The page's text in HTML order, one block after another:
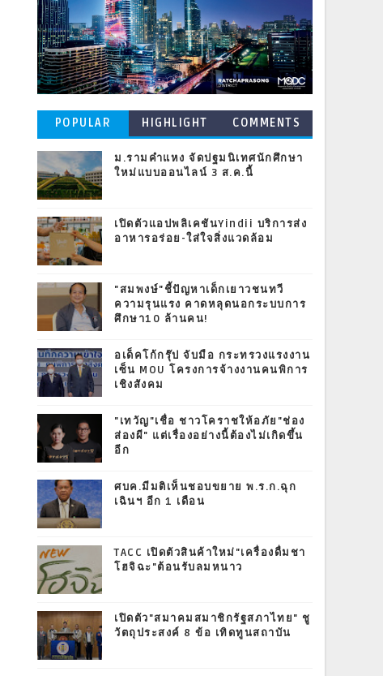
POPULAR
POSTS
HIGHLIGHT COMMENTS
ม.รามคำแหง จัดปฐมนิเทศนักศึกษา
ใหม่แบบออนไลน์ 3 ส.ค.นี้
เปิดตัวแอปพลิเคชันYindii บริการส่ง
อาหารอร่อย-ใส่ใจสิ่งแวดล้อม
"สมพงษ์"ชี้ปัญหาเด็กเยาวชนทวี
ความรุนแรง คาดหลุดนอกระบบการ
ศึกษา10 ล้านคน!
อเด็คโก้กรุ๊ป จับมือ กระทรวงแรงงาน
เซ็น MOU โครงการจ้างงานคนพิการ
เชิงสังคม
"เทวัญ"เชื่อ ชาวโคราชให้อภัย"ช่อง
ส่องผี" แต่เรื่องอย่างนี้ต้องไม่เกิดขึ้น
อีก
ศบค.มีมติเห็นชอบขยาย พ.ร.ก.ฉุก
เฉินฯ อีก 1 เดือน
TACC เปิดตัวสินค้าใหม่"เครื่องดื่มชา
โฮจิฉะ"ต้อนรับลมหนาว
เปิดตัว"สมาคมสมาชิกรัฐสภาไทย" ชู
วัตถุประสงค์ 8 ข้อ เทิดทูนสถาบัน